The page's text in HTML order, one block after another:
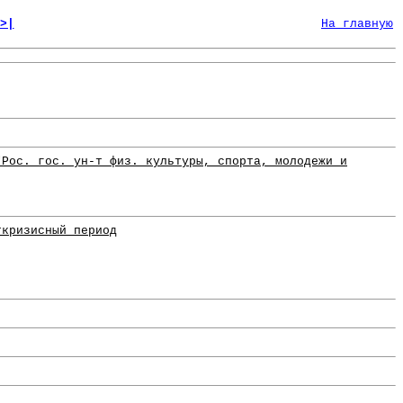
На главную
гос. ун-т физ. культуры, спорта, молодежи и
период